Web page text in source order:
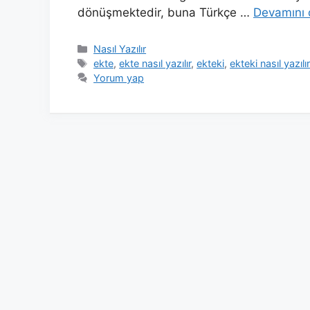
dönüşmektedir, buna Türkçe … Devamını
Kategoriler
Nasıl Yazılır
Etiketler
ekte,ekte nasıl yazılır,ekteki,ekteki nasıl yazılır
Yorum yap